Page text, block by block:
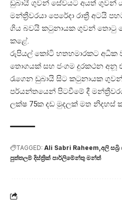
ඩුබායි ගුවන් සේවයට අයත් ගුවන්
මන්ත්‍රීවරයා පෙරේදා රාත්‍රී අටයි
ගිය බවයි කටුනායක ගුවන් තොටු
කළේ.
රුපියල් කෝටි හතහමාරකට අධික
තොගයක් සහ ජංගම දුරකථන
රැගෙන ඩුබායි සිට කටුනායක
පර්යන්තයෙන් පිටවීමේ දී
ලක්ෂ 75ක දඩ මුදලක් මත නිදහස්
TAGGED: Ali Sabri Raheem අලි
පුත්තලම් දිස්ත්‍රික් පාර්ලිමේන්තු මන්ත්‍